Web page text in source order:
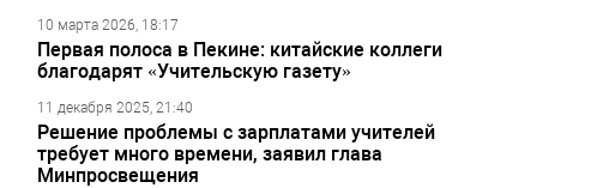
10 марта 2026, 18:17
Первая полоса в Пекине: китайские коллеги
благодарят «Учительскую газету»
11 декабря 2025, 21:40
Решение проблемы с зарплатами учителей
требует много времени, заявил глава
Минпросвещения